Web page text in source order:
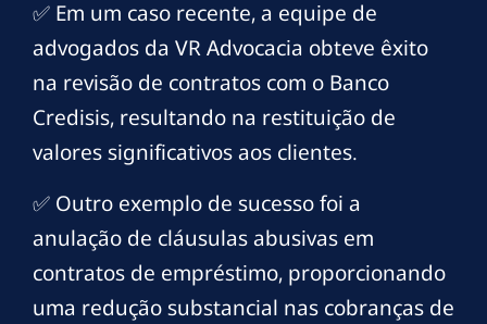
✅ Em um caso recente, a equipe de
advogados da VR Advocacia obteve êxito
na revisão de contratos com o Banco
Credisis, resultando na restituição de
valores significativos aos clientes.
✅ Outro exemplo de sucesso foi a
anulação de cláusulas abusivas em
contratos de empréstimo, proporcionando
uma redução substancial nas cobranças de